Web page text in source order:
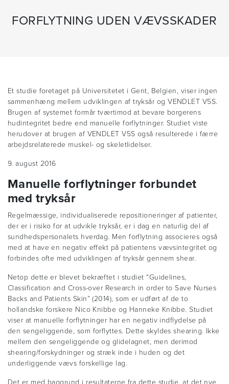
FORFLYTNING UDEN VÆVSSKADER
Et studie foretaget på Universitetet i Gent, Belgien, viser ingen
sammenhæng mellem udviklingen af tryksår og VENDLET V5S.
Brugen af systemet formår tværtimod at bevare borgerens
hudintegritet bedre end manuelle forflytninger. Studiet viste
herudover at brugen af VENDLET V5S også resulterede i færre
arbejdsrelaterede muskel- og skeletlidelser.
9. august 2016
Manuelle forflytninger forbundet
med tryksår
Regelmæssige, individualiserede repositioneringer af patienter,
der er i risiko for at udvikle tryksår, er i dag en naturlig del af
sundhedspersonalets hverdag. Men forflytning associeres også
med at have en negativ effekt på patientens vævsintegritet og
forbindes ofte med udviklingen af tryksår gennem shear.
Netop dette er blevet bekræftet i studiet “Guidelines,
Classification and Cross-over Research in order to Save Nurses
Backs and Patients Skin” (2014), som er udført af de to
hollandske forskere Nico Knibbe og Hanneke Knibbe. Studiet
viser at manuelle forflytninger har en negativ indflydelse på
den sengeliggende, som forflyttes. Dette skyldes shearing. Ikke
mellem den sengeliggende og glidelagnet, men derimod
shearing/forskydninger og stræk inde i huden og det
underliggende vævs forskellige lag.
Det er med baggrund i resultaterne fra dette studie, at det nye